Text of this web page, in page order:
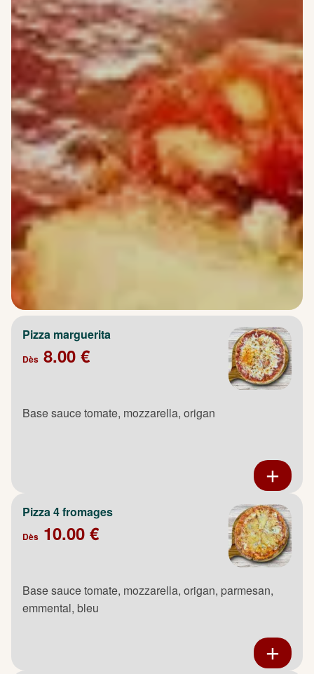
Pizza marguerita
Dès 8.00 €
Base sauce tomate, mozzarella, origan
Pizza 4 fromages
Dès 10.00 €
Base sauce tomate, mozzarella, origan, parmesan,
emmental, bleu